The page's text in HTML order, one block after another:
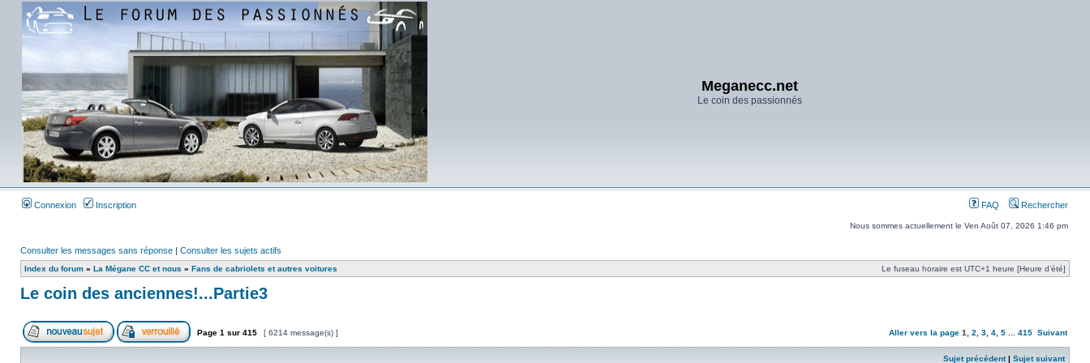
Meganecc.net
Le coin des passionnés
Connexion Inscription FAQ Rechercher
Nous sommes actuellement le Ven Août 07, 2026 1:46 pm
Consulter les messages sans réponse | Consulter les sujets actifs
Index du forum » La Mégane CC et nous » Fans de cabriolets et autres voitures Le fuseau horaire est UTC+1 heure [Heure d’été]
Le coin des anciennes!...Partie3
Page 1 sur 415 [ 6214 message(s) ] Aller vers la page 1 2 3 4 5 415 Suivant
Sujet précédent| Sujet suivant